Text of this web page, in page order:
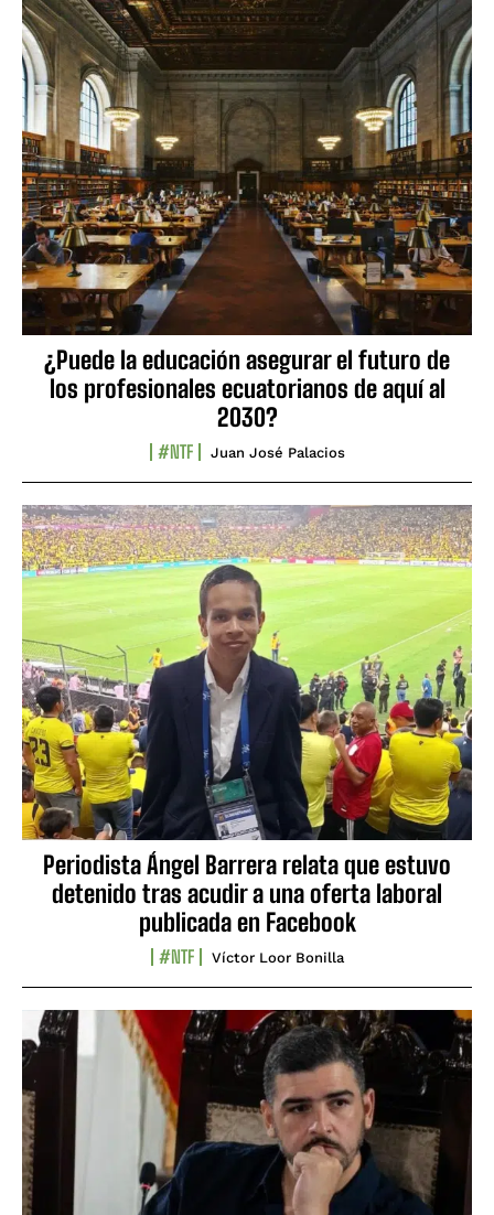
¿Puede la educación asegurar el futuro de
los profesionales ecuatorianos de aquí al
2030?
#NTF Juan José Palacios
Periodista Ángel Barrera relata que estuvo
detenido tras acudir a una oferta laboral
publicada en Facebook
#NTF Víctor Loor Bonilla